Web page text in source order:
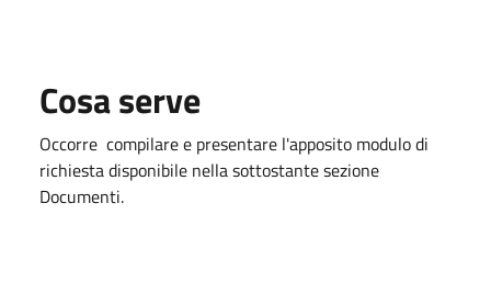
Cosa serve
Occorre compilare e presentare l'apposito modulo di
richiesta disponibile nella sottostante sezione
Documenti.